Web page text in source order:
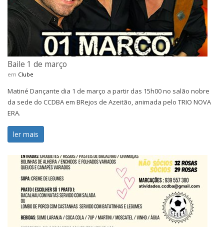
Baile 1 de março
em Clube
Matiné Dançante dia 1 de março a partir das 15h00 no salão nobre
da sede do CCDBA em BRejos de Azeitão, animada pelo TRIO NOVA
ERA.
ler mais